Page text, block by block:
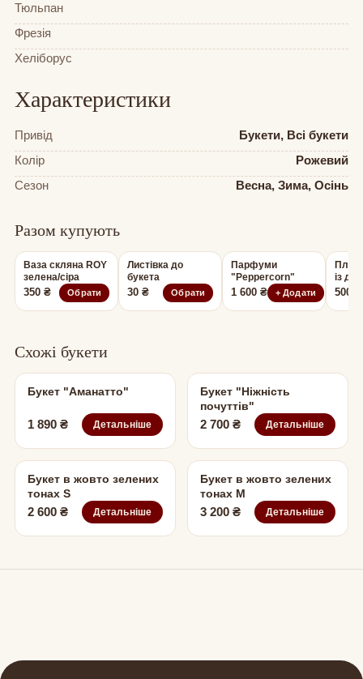
Тюльпан
Фрезія
Хеліборус
Характеристики
Привід
Букети, Всі букети
Колір
Рожевий
Сезон
Весна, Зима, Осінь
Разом купують
Ваза скляна ROY
зелена/сіра
350 ₴ Обрати
Листівка до
букета
30 ₴ Обрати
Парфуми
"Peppercorn"
1 600 ₴ + Додати
із
500
Схожі букети
Букет "Аманатто"
1 890 ₴ Детальніше
Букет "Ніжність
почуттів"
2 700 ₴ Детальніше
Букет в жовто зелених
тонах S
2 600 ₴ Детальніше
Букет в жовто зелених
тонах M
3 200 ₴ Детальніше